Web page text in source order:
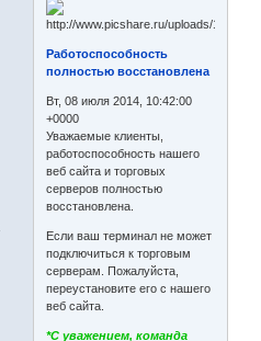
Работоспособность
полностью восстановлена
Вт, 08 июля 2014, 10:42:00
+0000
Уважаемые клиенты,
работоспособность нашего
веб сайта и торговых
серверов полностью
восстановлена.
Если ваш терминал не может
подключиться к торговым
серверам. Пожалуйста,
переустановите его с нашего
веб сайта.
*С уважением, команда